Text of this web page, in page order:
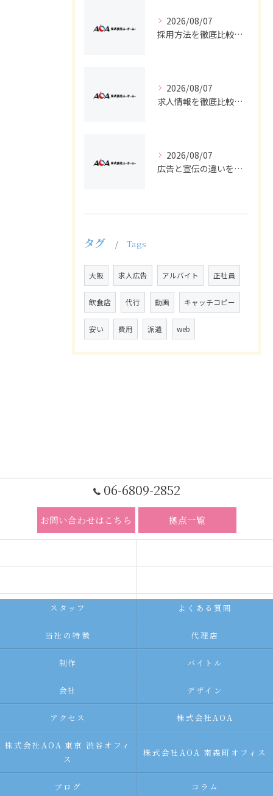
2026/08/07
採用方法を徹底比較求人広告でバイトと正社員の最適解を探る
2026/08/07
求人情報を徹底比較して正社員やバイトを効率よく見つける実践ガイド
2026/08/07
広告と宣伝の違いを押さえた採用求人戦略とバイト正社員獲得の実務ポイント
タグ Tags
大阪 求人広告 アルバイト 正社員
飲食店 代行 動画 キャッチコピー
安い 費用 派遣 web
06-6809-2852
お問い合わせはこちら 拠点一覧
スタッフ よくある質問
当社の特徴 代理店
制作 バイトル
会社 デザイン
アクセス 株式会社AOA
株式会社AOA 東京 渋谷オフィ
ス
株式会社AOA 南森町オフィス
ブログ コラム